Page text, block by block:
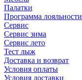
Палатки
Программа лояльности
Сервис
Сервис зима
Сервис лето
Тест лыж
Доставка и возврат
Условия оплаты
Условия доставки